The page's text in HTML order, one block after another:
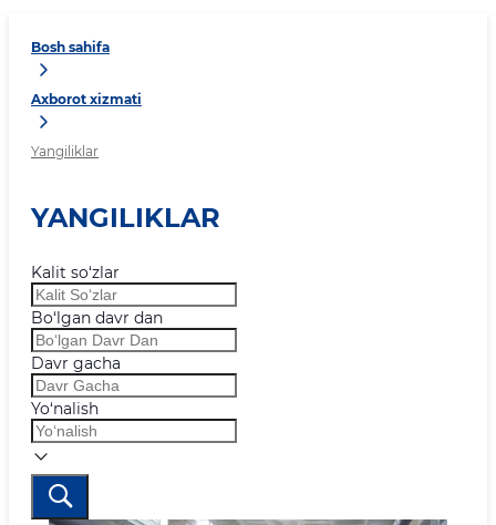
Bosh sahifa
Axborot xizmati
Yangiliklar
YANGILIKLAR
Kalit so‘zlar
Bo‘lgan davr dan
Davr gacha
Yo‘nalish